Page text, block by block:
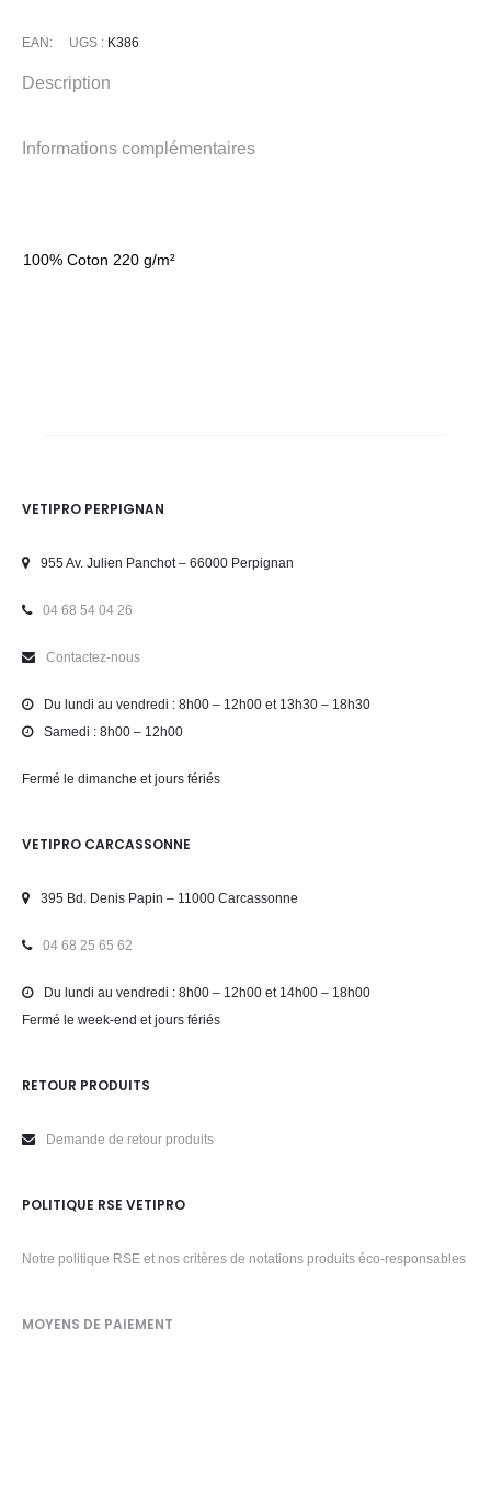
EAN: UGS : K386
Description
Informations complémentaires
100% Coton 220 g/m²
VETIPRO PERPIGNAN
955 Av. Julien Panchot – 66000 Perpignan
04 68 54 04 26
Contactez-nous
Du lundi au vendredi : 8h00 – 12h00 et 13h30 – 18h30
Samedi : 8h00 – 12h00
Fermé le dimanche et jours fériés
VETIPRO CARCASSONNE
395 Bd. Denis Papin – 11000 Carcassonne
04 68 25 65 62
Du lundi au vendredi : 8h00 – 12h00 et 14h00 – 18h00
Fermé le week-end et jours fériés
RETOUR PRODUITS
Demande de retour produits
POLITIQUE RSE VETIPRO
Notre politique RSE et nos critères de notations produits éco-responsables
MOYENS DE PAIEMENT